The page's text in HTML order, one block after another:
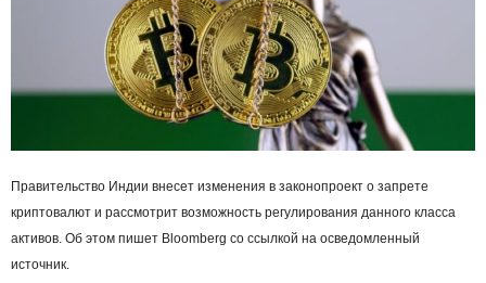
Правительство Индии внесет изменения в законопроект о запрете
криптовалют и рассмотрит возможность регулирования данного класса
активов. Об этом пишет Bloomberg со ссылкой на осведомленный
источник.